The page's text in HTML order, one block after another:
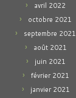
avril 2022
octobre 2021
septembre 2021
août 2021
juin 2021
février 2021
janvier 2021